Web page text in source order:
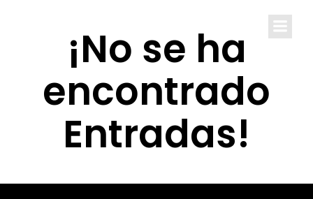
¡No se ha
encontrado
Entradas!